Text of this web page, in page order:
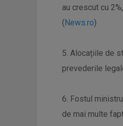
au crescut cu
(News.ro)
5. Alocațiile de
prevederile
6. Fostul
de mai multe